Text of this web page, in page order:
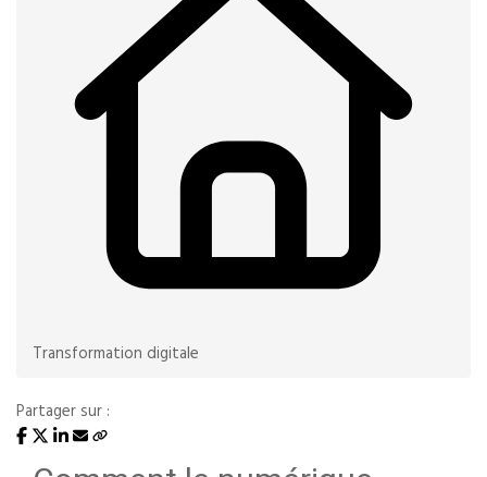
Transformation digitale
Partager sur :